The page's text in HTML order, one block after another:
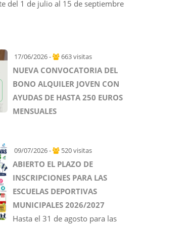
del 1 de julio al 15 de septiembre
17/06/2026 - 663 visitas
NUEVA CONVOCATORIA DEL
BONO ALQUILER JOVEN CON
AYUDAS DE HASTA 250 EUROS
MENSUALES
09/07/2026 - 520 visitas
ABIERTO EL PLAZO DE
INSCRIPCIONES PARA LAS
ESCUELAS DEPORTIVAS
MUNICIPALES 2026/2027
Hasta el 31 de agosto para las